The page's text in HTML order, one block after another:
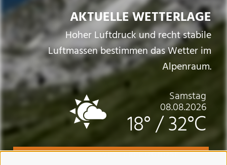
AKTUELLE WETTERLAGE
Hoher Luftdruck und recht stabile
Luftmassen bestimmen das Wetter im
Alpenraum.
Samstag
08.08.2026
18°/32°C
WETTERPROGNOSE